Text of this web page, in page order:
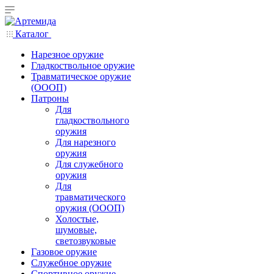
Каталог
Нарезное оружие
Гладкоствольное оружие
Травматическое оружие
(ОООП)
Патроны
Для
гладкоствольного
оружия
Для нарезного
оружия
Для служебного
оружия
Для
травматического
оружия (ОООП)
Холостые,
шумовые,
светозвуковые
Газовое оружие
Служебное оружие